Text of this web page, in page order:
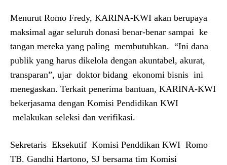
Menurut Romo Fredy, KARINA-KWI akan berupaya
maksimal agar seluruh donasi benar-benar sampai ke
tangan mereka yang paling membutuhkan. “Ini dana
publik yang harus dikelola dengan akuntabel, akurat,
transparan”, ujar doktor bidang ekonomi bisnis ini
menegaskan. Terkait penerima bantuan, KARINA-KWI
bekerjasama dengan Komisi Pendidikan KWI
melakukan seleksi dan verifikasi.
Sekretaris Eksekutif Komisi Penddikan KWI Romo
TB. Gandhi Hartono, SJ bersama tim Komisi